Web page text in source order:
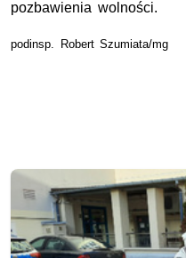
pozbawienia wolności.
podinsp. Robert Szumiata/mg